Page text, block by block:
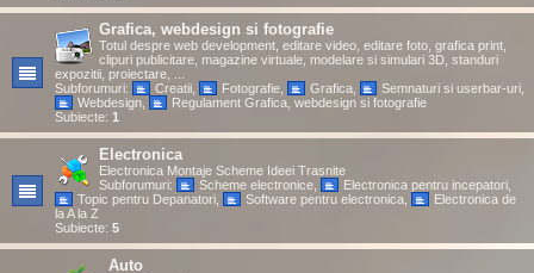
Grafica, webdesign si fotografie
Totul despre web development, editare video, editare foto, grafica print,
clipuri publicitare, magazine virtuale, modelare si simulari 3D, standuri
expozitii, proiectare, ...
Subforumuri:
Creatii, Fotografie, Grafica, Semnaturi si userbar-uri
Webdesign,
Regulament Grafica, webdesign si fotografie
Subiecte: 1
Electronica
Electronica Montaje Scheme Ideei Trasnite
Subforumuri:
Scheme electronice, Electronica pentru incepatori,
Topic pentru Depanatori, Software pentru electronica,
Electronica de
la A la Z
Subiecte: 5
Auto